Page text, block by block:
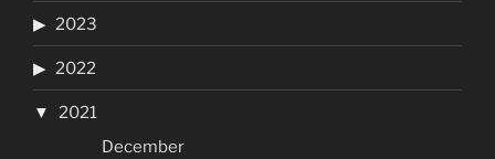
2023
2022
2021
December